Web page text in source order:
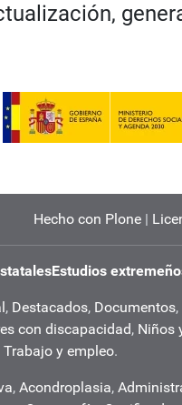
Hecho con Plone |
Estudios
, Destacados, Documentos,
con discapacidad, Niños
Trabajo y empleo.
, Acondroplasia,